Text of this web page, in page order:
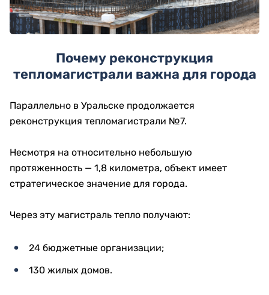
Почему реконструкция
тепломагистрали важна для города
Параллельно в Уральске продолжается
реконструкция тепломагистрали №7.
Несмотря на относительно небольшую
протяженность — 1,8 километра, объект имеет
стратегическое значение для города.
Через эту магистраль тепло получают:
24 бюджетные организации;
130 жилых домов.